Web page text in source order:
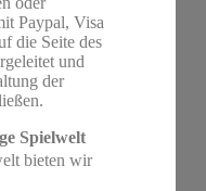
Paypal, Visa
die Seite des
und
der
Spielwelt
bieten wir